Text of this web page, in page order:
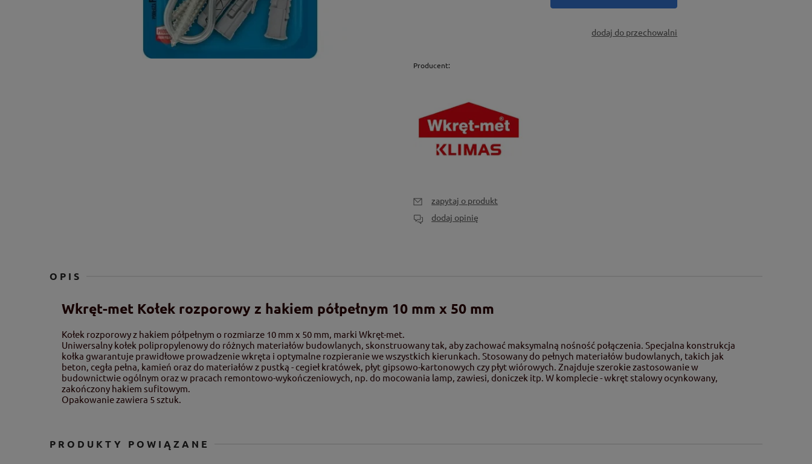
dodaj do przechowalni
Producent:
zapytaj o produkt
dodaj opinię
OPIS
Wkręt-met Kołek rozporowy z hakiem półpełnym 10 mm x 50 mm
Kołek rozporowy z hakiem półpełnym o rozmiarze 10 mm x 50 mm, marki Wkręt-met.
Uniwersalny kołek polipropylenowy do różnych materiałów budowlanych, skonstruowany tak, aby zachować maksymalną nośność połączenia. Specjalna konstrukcja
kołka gwarantuje prawidłowe prowadzenie wkręta i optymalne rozpieranie we wszystkich kierunkach. Stosowany do pełnych materiałów budowlanych, takich jak
beton, cegła pełna, kamień oraz do materiałów z pustką - cegieł kratówek, płyt gipsowo-kartonowych czy płyt wiórowych. Znajduje szerokie zastosowanie w
budownictwie ogólnym oraz w pracach remontowo-wykończeniowych, np. do mocowania lamp, zawiesi, doniczek itp. W komplecie - wkręt stalowy ocynkowany,
zakończony hakiem sufitowym.
Opakowanie zawiera 5 sztuk.
PRODUKTY POWIĄZANE